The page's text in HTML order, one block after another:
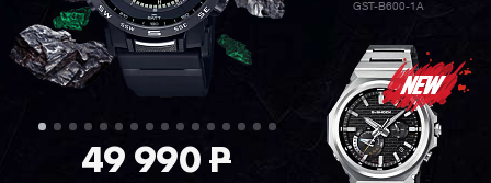
49 990P
GST-B600-1A